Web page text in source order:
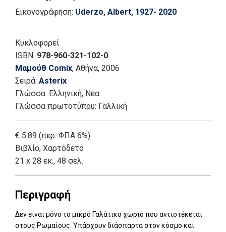
Εικονογράφηση: Uderzo, Albert, 1927- 2020
Κυκλοφορεί
ISBN: 978-960-321-102-0
Μαμούθ Comix, Αθήνα, 2006
Σειρά: Asterix
Γλώσσα: Ελληνική, Νέα
Γλώσσα πρωτοτύπου: Γαλλική
€ 5.89 (περ. ΦΠΑ 6%)
Βιβλίο, Χαρτόδετο
21 x 28 εκ., 48 σελ.
Περιγραφή
Δεν είναι μόνο το μικρό Γαλάτικο χωριό που αντιστέκεται
στους Ρωμαίους. Υπάρχουν διάσπαρτα στον κόσμο και